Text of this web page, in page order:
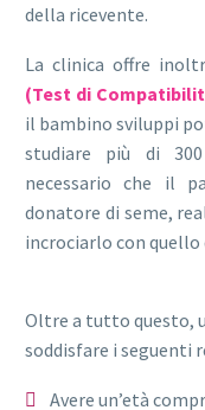
della ricevente.
La clinica offre
(Test di
il bambino sviluppi
studiare più di
necessario che il
donatore di seme,
incrociarlo con
Oltre a tutto questo,
soddisfare i seguenti
Avere un’età